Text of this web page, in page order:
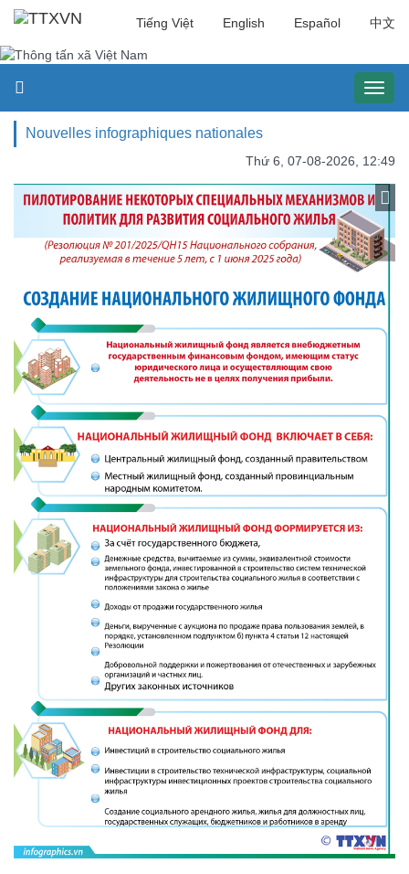
Tiếng Việt English Español 中文
Nouvelles infographiques nationales
Thứ 6, 07-08-2026, 12:49